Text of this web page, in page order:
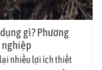
gì? Phương
nghiệp
nhiều lợi ích thiết